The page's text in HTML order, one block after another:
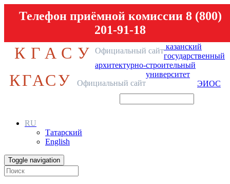
Телефон приёмной комиссии 8 (800)
201-91-18
КГАСУ Официальный сайт казанский
государственный
архитектурно-строительный
университет
КГАСУ Официальный сайт ЭИОС
RU
Татарский
English
Toggle navigation